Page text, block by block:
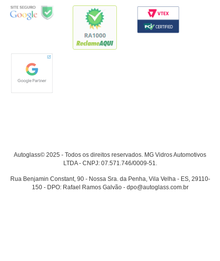
Autoglass© 2025 - Todos os direitos reservados. MG Vidros Automotivos
LTDA - CNPJ: 07.571.746/0009-51.
Rua Benjamin Constant, 90 - Nossa Sra. da Penha, Vila Velha - ES, 29110-
150 - DPO: Rafael Ramos Galvão - dpo@autoglass.com.br